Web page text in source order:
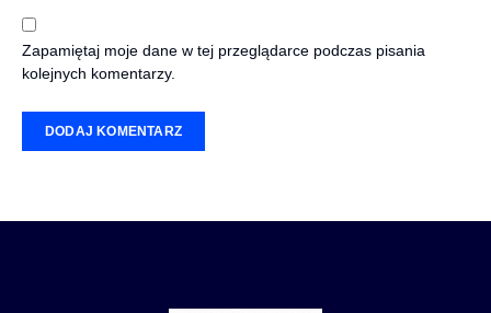
Zapamiętaj moje dane w tej przeglądarce podczas pisania
kolejnych komentarzy.